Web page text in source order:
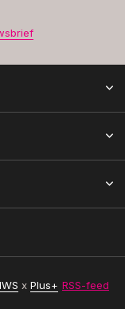
x Plus+ RSS-feed